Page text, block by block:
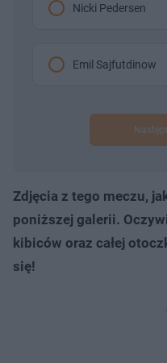
Nicki Pedersen
Emil Sajfutdinow
Zdjęcia z tego meczu,
poniższej galerii.
kibiców oraz całej
się!